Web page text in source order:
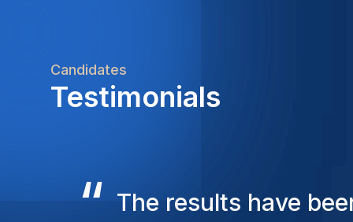
Candidates
Testimonials
“ The Homini